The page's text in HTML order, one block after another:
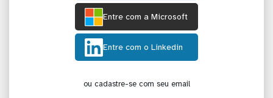
Entre com a Microsoft
Entre com o Linkedin
ou cadastre-se com seu email